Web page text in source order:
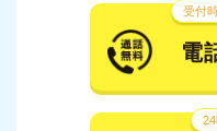
受付
電